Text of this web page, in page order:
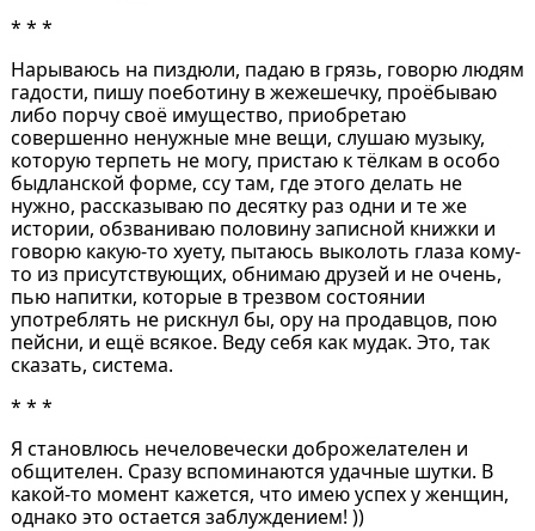
* * *
Нарываюсь на пиздюли, падаю в грязь, говорю людям
гадости, пишу поеботину в жежешечку, проёбываю
либо порчу своё имущество, приобретаю
совершенно ненужные мне вещи, слушаю музыку,
которую терпеть не могу, пристаю к тёлкам в особо
быдланской форме, ссу там, где этого делать не
нужно, рассказываю по десятку раз одни и те же
истории, обзваниваю половину записной книжки и
говорю какую-то хуету, пытаюсь выколоть глаза кому-
то из присутствующих, обнимаю друзей и не очень,
пью напитки, которые в трезвом состоянии
употреблять не рискнул бы, ору на продавцов, пою
пейсни, и ещё всякое. Веду себя как мудак. Это, так
сказать, система.
* * *
Я становлюсь нечеловечески доброжелателен и
общителен. Сразу вспоминаются удачные шутки. В
какой-то момент кажется, что имею успех у женщин,
однако это остается заблуждением! ))